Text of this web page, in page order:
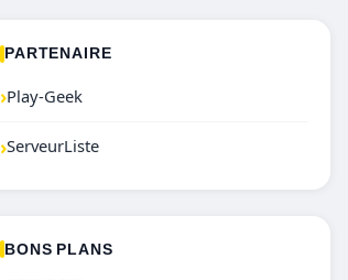
PARTENAIRE
›Play-Geek
›ServeurListe
BONS PLANS